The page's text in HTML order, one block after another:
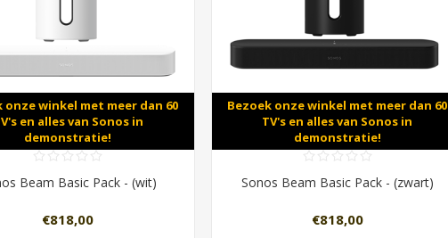
onze winkel met meer dan 60
en alles van Sonos in
demonstratie!
Beam Basic Pack - (wit)
€818,00
Bezoek onze winkel met meer dan 60
TV's en alles van Sonos in
demonstratie!
Sonos Beam Basic Pack - (zwart)
€818,00